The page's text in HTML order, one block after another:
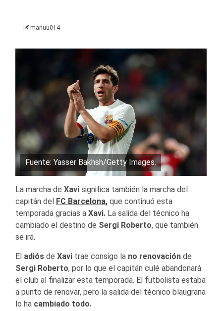
manuu014
Fuente: Yasser Bakhsh/Getty Images.
La marcha de Xavi significa también la marcha del
capitán del FC Barcelona, que continuó esta
temporada gracias a Xavi. La salida del técnico ha
cambiado el destino de Sergi Roberto, que también
se irá.
El adiós de Xavi trae consigo la no renovación de
Sergi Roberto, por lo que el capitán culé abandonará
el club al finalizar esta temporada. El futbolista estaba
a punto de renovar, pero la salida del técnico blaugrana
lo ha cambiado todo.